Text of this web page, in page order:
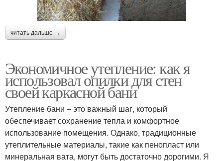
читать дальше →
Экономичное утепление: как я
использовал опилки для стен
своей каркасной бани
Утепление бани – это важный шаг, который
обеспечивает сохранение тепла и комфортное
использование помещения. Однако, традиционные
утеплительные материалы, такие как пенопласт или
минеральная вата, могут быть достаточно дорогими. Я